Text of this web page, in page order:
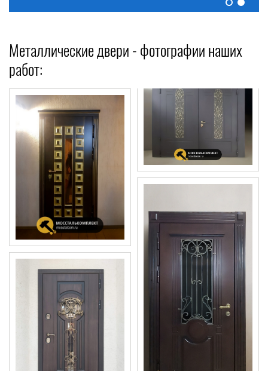
Металлические двери - фотографии наших
работ: